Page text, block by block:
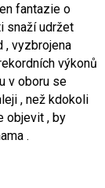
fantazie o
snaží udržet
, vyzbrojena
výkonů
v oboru se
, než kdokoli
objevit , by
.